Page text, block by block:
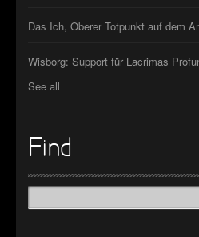
Das Ich, Oberer Totpunkt auf dem
Wisborg: Support für Lacrimas
See all
Find
Suchen
nach: